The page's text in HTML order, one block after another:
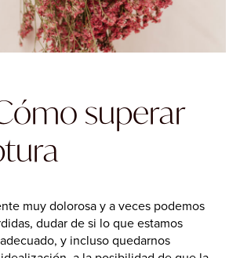
superar
muy dolorosa y a veces podemos
dudar de si lo que estamos
y incluso quedarnos